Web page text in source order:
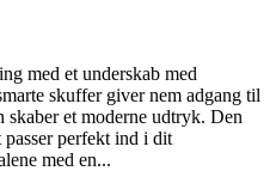
med et underskab med
skuffer giver nem adgang til
skaber et moderne udtryk. Den
passer perfekt ind i dit
med en...